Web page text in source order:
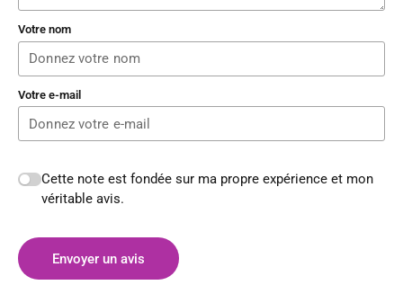
Votre nom
Votre e-mail
Cette note est fondée sur ma propre expérience et mon
véritable avis.
Envoyer un avis